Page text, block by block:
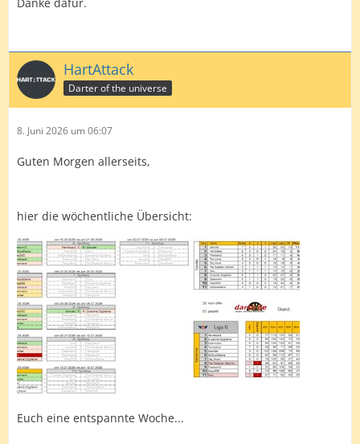
Danke dafür.
HartAttack
Darter of the universe
8. Juni 2026 um 06:07
Guten Morgen allerseits,
hier die wöchentliche Übersicht:
Euch eine entspannte Woche...